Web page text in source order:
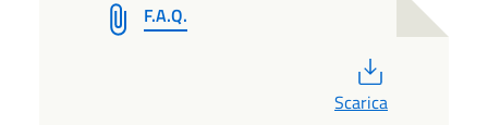
F.A.Q.
Scarica